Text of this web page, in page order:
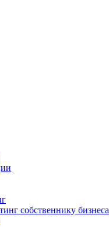
собственнику бизнеса